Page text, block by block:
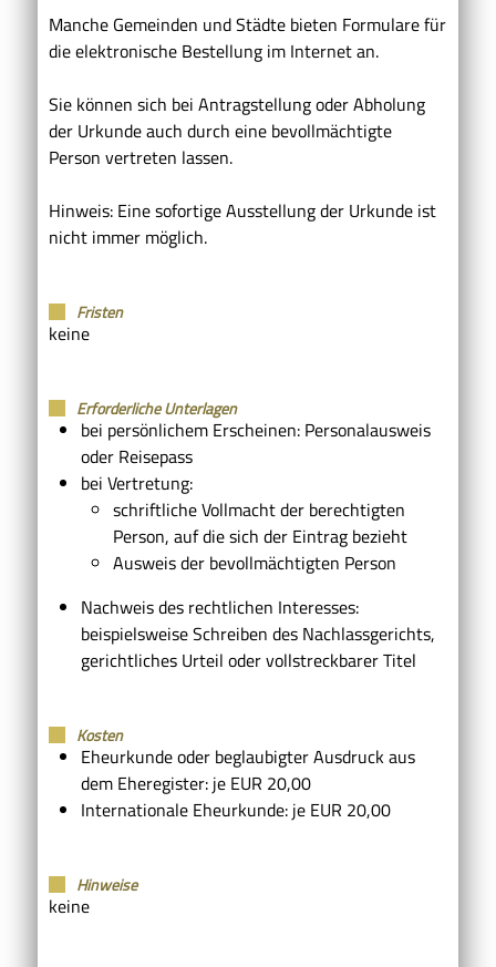
Manche Gemeinden und Städte bieten Formulare für
die elektronische Bestellung im Internet an.
Sie können sich bei Antragstellung oder Abholung
der Urkunde auch durch eine bevollmächtigte
Person vertreten lassen.
Hinweis: Eine sofortige Ausstellung der Urkunde ist
nicht immer möglich.
Fristen
keine
Erforderliche Unterlagen
bei persönlichem Erscheinen: Personalausweis
oder Reisepass
bei Vertretung:
schriftliche Vollmacht der berechtigten
Person, auf die sich der Eintrag bezieht
Ausweis der bevollmächtigten Person
Nachweis des rechtlichen Interesses:
beispielsweise Schreiben des Nachlassgerichts,
gerichtliches Urteil oder vollstreckbarer Titel
Kosten
Eheurkunde oder beglaubigter Ausdruck aus
dem Eheregister: je EUR 20,00
Internationale Eheurkunde: je EUR 20,00
Hinweise
keine